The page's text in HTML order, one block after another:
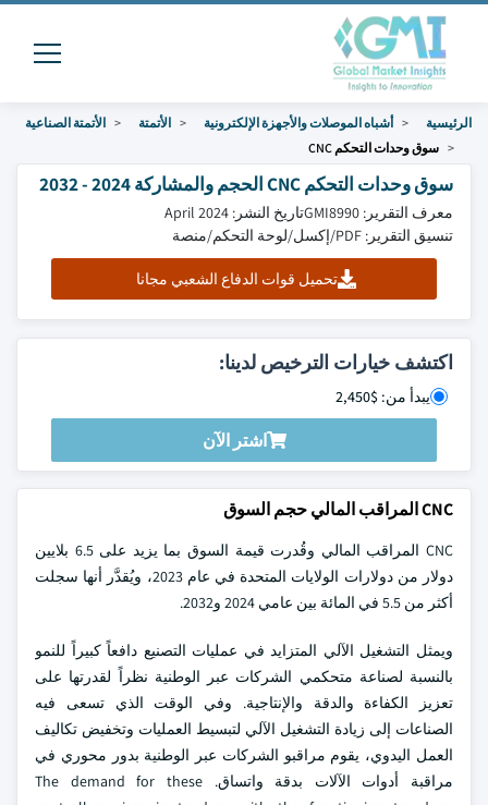
الرئيسية أشباه الموصلات والأجهزة الإلكترونية الأتمتة
الأتمتة الصناعية
سوق وحدات التحكم CNC
سوق وحدات التحكم CNC الحجم والمشاركة 2024 - 2032
معرف التقرير: GMI8990
تاريخ النشر: April 2024
تنسيق التقرير: PDF/إكسل/لوحة التحكم/منصة
تحميل قوات الدفاع الشعبي مجانا
اكتشف خيارات الترخيص لدينا:
يبدأ من: $2,450
اشتر الآن
CNC المراقب المالي حجم السوق
CNC المراقب المالي وقُدرت قيمة السوق بما يزيد على 6.5 بلايين
دولار من دولارات الولايات المتحدة في عام 2023، ويُقدَّر أنها سجلت
أكثر من 5.5 في المائة بين عامي 2024 و2032.
ويمثل التشغيل الآلي المتزايد في عمليات التصنيع دافعاً كبيراً للنمو
بالنسبة لصناعة متحكمي الشركات عبر الوطنية نظراً لقدرتها على
تعزيز الكفاءة والدقة والإنتاجية. وفي الوقت الذي تسعى فيه
الصناعات إلى زيادة التشغيل الآلي لتبسيط العمليات وتخفيض تكاليف
العمل اليدوي، يقوم مراقبو الشركات عبر الوطنية بدور محوري في
مراقبة أدوات الآلات بدقة واتساق. The demand for these